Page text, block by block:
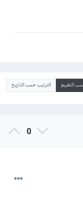
التقييم الترتيب حسب التاريخ
0